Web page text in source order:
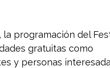
programación del
gratuitas como
y personas